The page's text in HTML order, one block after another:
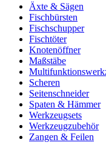
Äxte & Sägen
Fischbürsten
Fischschupper
Fischtöter
Knotenöffner
Maßstäbe
Scheren
Seitenschneider
Spaten & Hämmer
Werkzeugsets
Werkzeugzubehör
Zangen & Feilen